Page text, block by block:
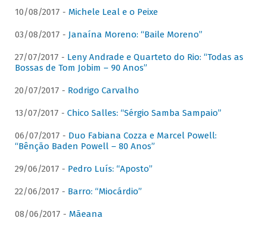
10/08/2017 - Michele Leal e o Peixe
03/08/2017 - Janaína Moreno: “Baile Moreno”
27/07/2017 - Leny Andrade e Quarteto do Rio: “Todas as
Bossas de Tom Jobim – 90 Anos”
20/07/2017 - Rodrigo Carvalho
13/07/2017 - Chico Salles: “Sérgio Samba Sampaio”
06/07/2017 - Duo Fabiana Cozza e Marcel Powell:
“Bênção Baden Powell – 80 Anos”
29/06/2017 - Pedro Luís: “Aposto”
22/06/2017 - Barro: “Miocárdio”
08/06/2017 - Mãeana